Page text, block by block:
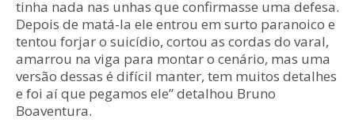
tinha nada nas unhas que confirmasse uma defesa.
Depois de matá-la ele entrou em surto paranoico e
tentou forjar o suicídio, cortou as cordas do varal,
amarrou na viga para montar o cenário, mas uma
versão dessas é difícil manter, tem muitos detalhes
e foi aí que pegamos ele” detalhou Bruno
Boaventura.